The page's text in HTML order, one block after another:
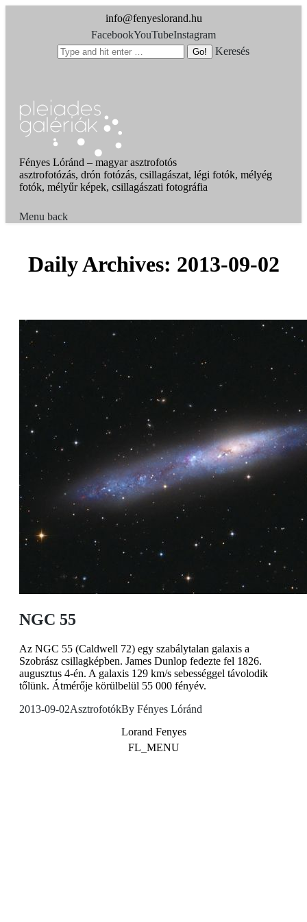
info@fenyeslorand.hu
FacebookYouTubeInstagram
Keresés
Fényes Lóránd – magyar asztrofotós
asztrofotózás, drón fotózás, csillagászat, légi fotók, mélyég
fotók, mélyűr képek, csillagászati fotográfia
Menu back
Daily Archives: 2013-09-02
NGC 55
Az NGC 55 (Caldwell 72) egy szabálytalan galaxis a
Szobrász csillagképben. James Dunlop fedezte fel 1826.
augusztus 4-én. A galaxis 129 km/s sebességgel távolodik
tőlünk. Átmérője körülbelül 55 000 fényév.
2013-09-02AsztrofotókBy Fényes Lóránd
Lorand Fenyes
FL_MENU